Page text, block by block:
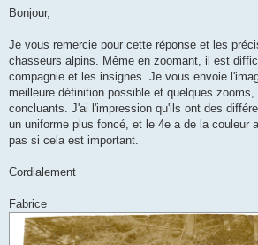
s
g
Bonjour,
Je vous remercie pour cette réponse et les
chasseurs alpins. Même en zoomant, il est
compagnie et les insignes. Je vous envoie
meilleure définition possible et quelques
concluants. J'ai l'impression qu'ils ont des
un uniforme plus foncé, et le 4e a de la couleur
pas si cela est important.
Cordialement
Fabrice